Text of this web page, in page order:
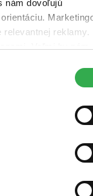
nám dovoľujú
relevantnej reklamy.
do 9 dní.